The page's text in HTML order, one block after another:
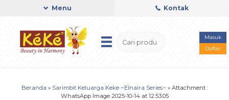
Menu Kontak
Masuk
Daftar
Beranda » Sarimbit Keluarga Keke ~Elnaira Series~ » Attachment :
WhatsApp Image 2025-10-14 at 12.53.05